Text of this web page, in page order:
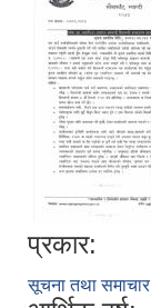
प्रकार:
सूचना तथा समाचार